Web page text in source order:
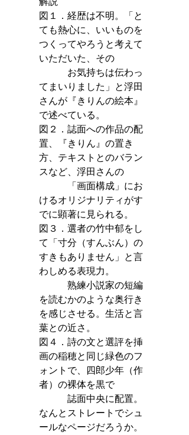
図１．経歴は不明。「と
ても熱心に、いいものを
つくってやろうと考えて
いただいた、その
お気持ちは伝わっ
てまいりました」と浮田
さんが『きりんの絵本』
で述べている。
図２．誌面への作品の配
置、『きりん』の置き
方、テキストとのバラン
スなど、浮田さんの
「画面構成」にお
けるオリジナリティがす
でに顕著に見られる。
図３．選者の竹中郁をし
て「寸分（すんぶん）の
すきもありません」と言
わしめる表現力。
熟練小説家の短編
を読むかのような奥行き
を感じさせる。生活と言
葉との近さ。
図４．詩の文と選評を挿
画の稲穂と同じ緑色のフ
ォントで、四郎少年（作
者）の裸体を黒で
誌面中央に配置。
なんとストレートでシュ
ールなページだろうか。